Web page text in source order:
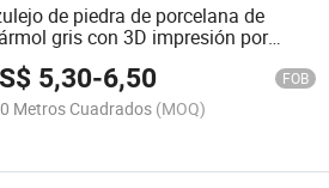
de piedra de porcelana de
gris con 3D impresión por
de tinta
5,30-6,50 FOB
Metros Cuadrados (MOQ)